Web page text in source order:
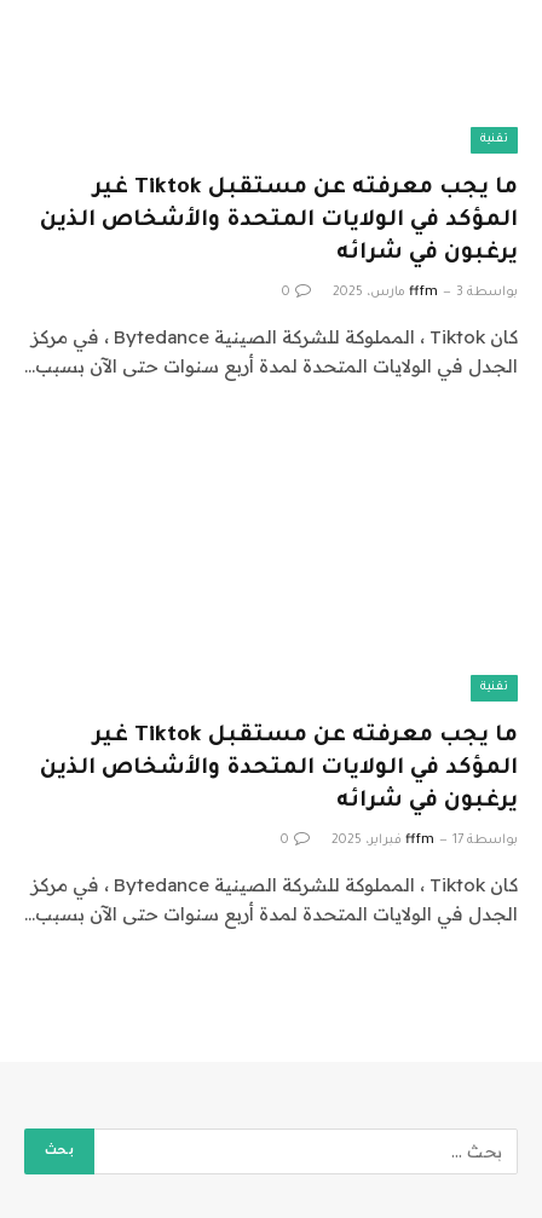
تقنية
ما يجب معرفته عن مستقبل Tiktok غير
المؤكد في الولايات المتحدة والأشخاص الذين
يرغبون في شرائه
بواسطة fffm 3 مارس، 2025 0
كان Tiktok ، المملوكة للشركة الصينية Bytedance ، في مركز
الجدل في الولايات المتحدة لمدة أربع سنوات حتى الآن بسبب…
تقنية
ما يجب معرفته عن مستقبل Tiktok غير
المؤكد في الولايات المتحدة والأشخاص الذين
يرغبون في شرائه
بواسطة fffm 17 فبراير، 2025 0
كان Tiktok ، المملوكة للشركة الصينية Bytedance ، في مركز
الجدل في الولايات المتحدة لمدة أربع سنوات حتى الآن بسبب…